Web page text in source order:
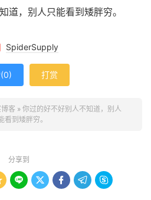
道，别人只能看到矮胖穷。
SpiderSupply
0) 打赏
客 » 你过的好不好别人不知道，别人
看到矮胖穷。
分享到
    